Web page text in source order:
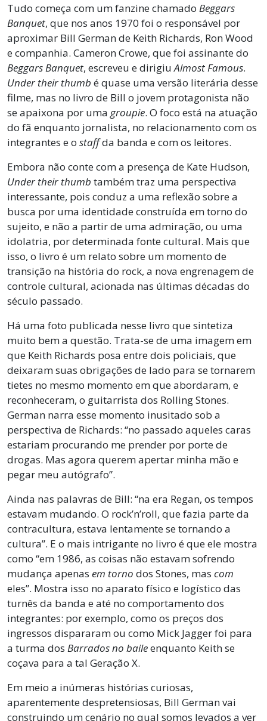
Tudo começa com um fanzine chamado Beggars
Banquet, que nos anos 1970 foi o responsável por
aproximar Bill German de Keith Richards, Ron Wood
e companhia. Cameron Crowe, que foi assinante do
Beggars Banquet, escreveu e dirigiuAlmost Famous.
Under their thumb é quase uma versão literária desse
filme, mas no livro de Bill o jovem protagonista não
se apaixona por uma groupie. O foco está na atuação
do fã enquanto jornalista, no relacionamento com os
integrantes e o staffda banda e com os leitores.
Embora não conte com a presença de Kate Hudson,
Under their thumb também traz uma perspectiva
interessante, pois conduz a uma reflexão sobre a
busca por uma identidade construída em torno do
sujeito, e não a partir de uma admiração, ou uma
idolatria, por determinada fonte cultural. Mais que
isso, o livro é um relato sobre um momento de
transição na história do rock, a nova engrenagem de
controle cultural, acionada nas últimas décadas do
século passado.
Há uma foto publicada nesse livro que sintetiza
muito bem a questão. Trata-se de uma imagem em
que Keith Richards posa entre dois policiais, que
deixaram suas obrigações de lado para se tornarem
tietes no mesmo momento em que abordaram, e
reconheceram, o guitarrista dos Rolling Stones.
German narra esse momento inusitado sob a
perspectiva de Richards: “no passado aqueles caras
estariam procurando me prender por porte de
drogas. Mas agora querem apertar minha mão e
pegar meu autógrafo”.
Ainda nas palavras de Bill: “na era Regan, os tempos
estavam mudando. O rock’n’roll, que fazia parte da
contracultura, estava lentamente se tornando a
cultura”. E o mais intrigante no livro é que ele mostra
como “em 1986, as coisas não estavam sofrendo
mudança apenas em torno dos Stones, mas com
eles”. Mostra isso no aparato físico e logístico das
turnês da banda e até no comportamento dos
integrantes: por exemplo, como os preços dos
ingressos dispararam ou como Mick Jagger foi para
a turma dos Barrados no baileenquanto Keith se
coçava para a tal Geração X.
Em meio a inúmeras histórias curiosas,
aparentemente despretensiosas, Bill German vai
construindo um cenário no qual somos levados a ver